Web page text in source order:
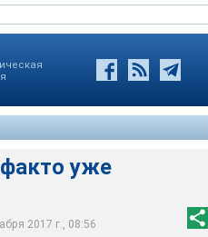
уже
2017 г., 08:56
в состав Российской
Кокойты
и войти в состав
в ближайшее время
о том, что